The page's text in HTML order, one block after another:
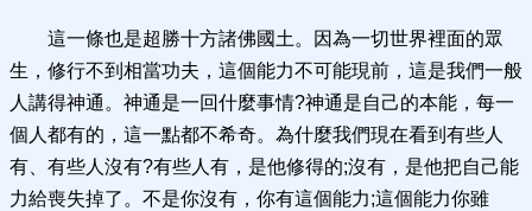
這一條也是超勝十方諸佛國土。因為一切世界裡面的眾
生，修行不到相當功夫，這個能力不可能現前，這是我們一般
人講得神通。神通是一回什麼事情?神通是自己的本能，每一
個人都有的，這一點都不希奇。為什麼我們現在看到有些人
有、有些人沒有?有些人有，是他修得的;沒有，是他把自己能
力給喪失掉了。不是你沒有，你有這個能力;這個能力你雖